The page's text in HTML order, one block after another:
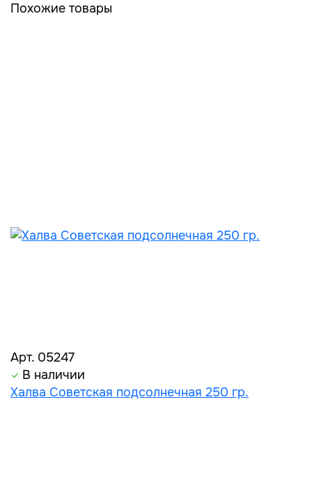
Похожие товары
Арт. 05247
В наличии
Халва Советская подсолнечная 250 гр.